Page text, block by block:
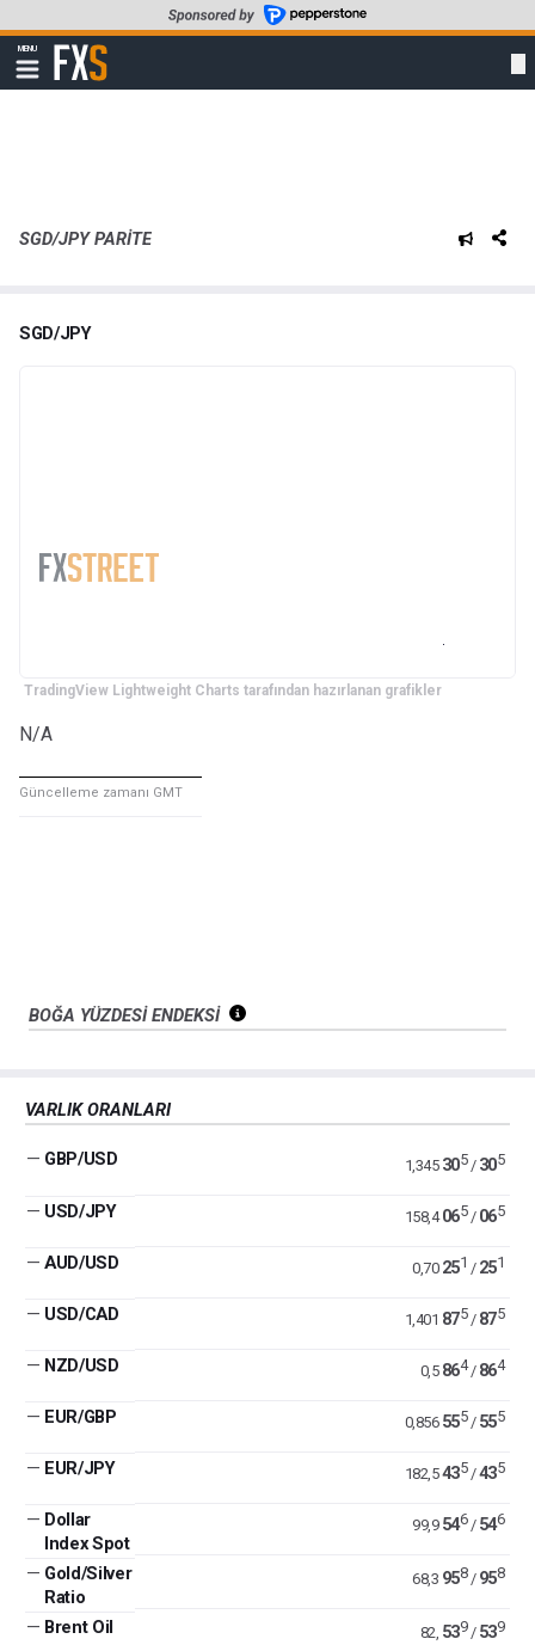
to
main
content
MENU
Show
navigation
FXStreet
SGD/JPY PARITE
SGD/JPY
TradingView Lightweight Charts tarafından hazırlanan grafikler
N/A
Güncelleme zamanı GMT
BOĞA YÜZDESİ ENDEKSİ
VARLIK ORANLARI
— GBP/USD 1,345 305/ 305
— USD/JPY 158,4 065/ 065
— AUD/USD 0,70 251 / 251
— USD/CAD 1,401 875/ 875
— NZD/USD 0,5 864/ 864
— EUR/GBP 0,856 555/ 555
— EUR/JPY 182,5 435/435
— Dollar
Index Spot
99,9 546/ 546
— Gold/Silver
Ratio
68,3 958/ 958
— Brent Oil 82, 539/ 539